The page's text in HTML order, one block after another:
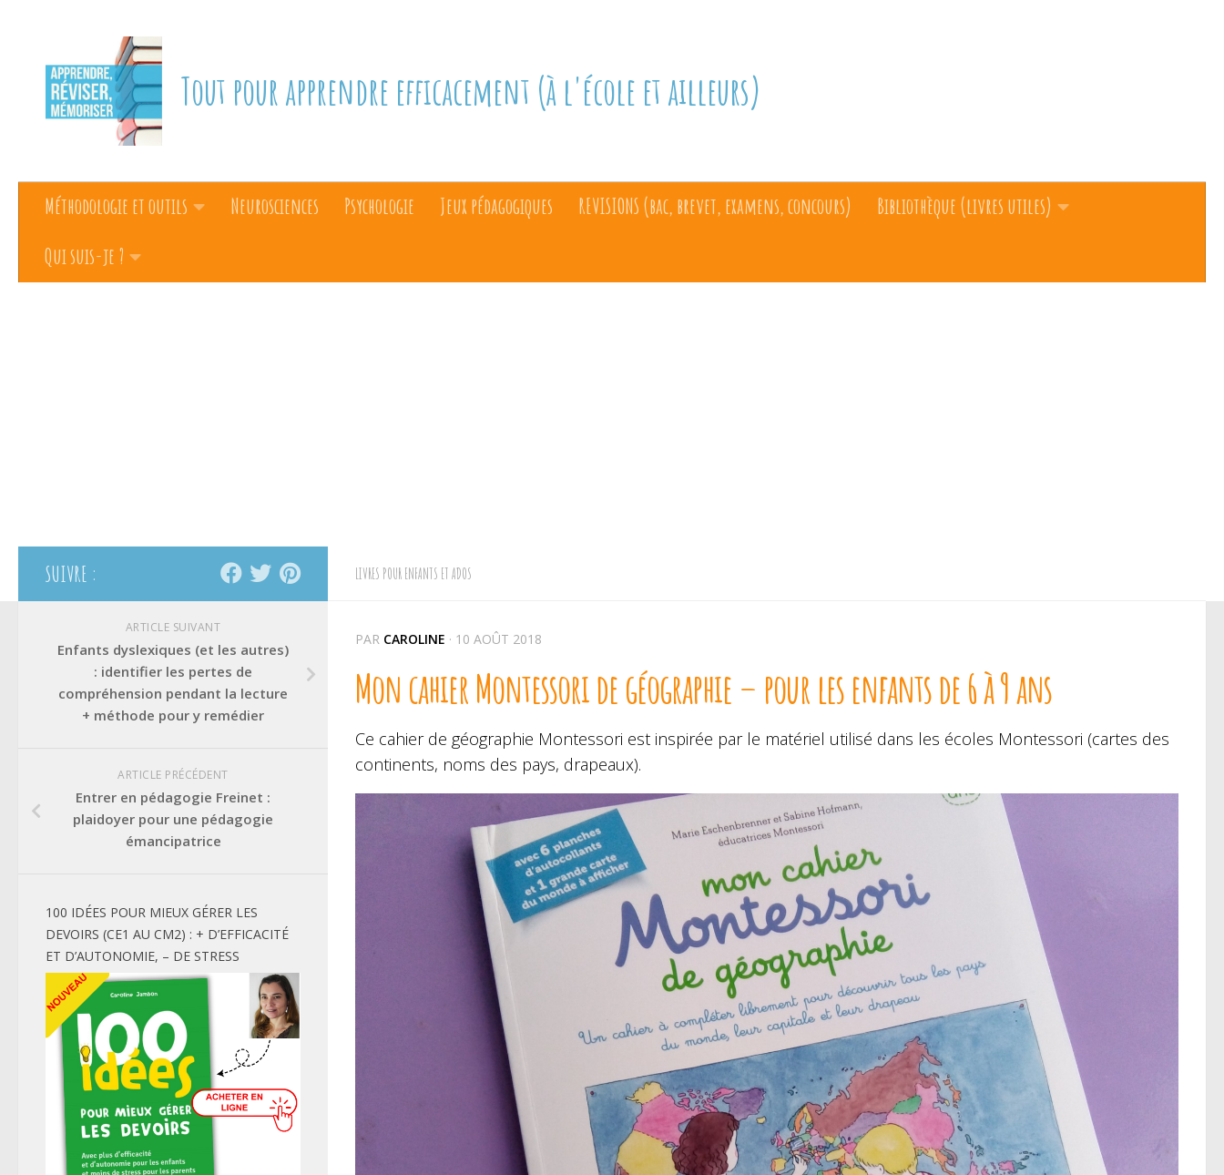
Tout pour apprendre efficacement (à l'école et ailleurs)
Méthodologie et outils Neurosciences Psychologie Jeux pédagogiques REVISIONS (bac, brevet, examens, concours)
Bibliothèque (livres utiles)
Qui suis-je ?
LIVRES POUR ENFANTS ET ADOS
PAR CAROLINE · 10 AOÛT 2018
Mon cahier Montessori de géographie – pour les enfants de 6 à 9 ans
Ce cahier de géographie Montessori est inspirée par le matériel utilisé dans les écoles Montessori (cartes des
continents, noms des pays, drapeaux).
SUIVRE :
ARTICLE SUIVANT
Enfants dyslexiques (et les autres)
: identifier les pertes de
compréhension pendant la lecture
+ méthode pour y remédier
ARTICLE PRÉCÉDENT
Entrer en pédagogie Freinet :
plaidoyer pour une pédagogie
émancipatrice
100 IDÉES POUR MIEUX GÉRER LES
DEVOIRS (CE1 AU CM2) : + D’EFFICACITÉ
ET D’AUTONOMIE, – DE STRESS